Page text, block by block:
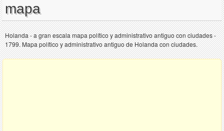
mapa
Holanda - a gran escala mapa político y administrativo antiguo con ciudades -
1799. Mapa político y administrativo antiguo de Holanda con ciudades.